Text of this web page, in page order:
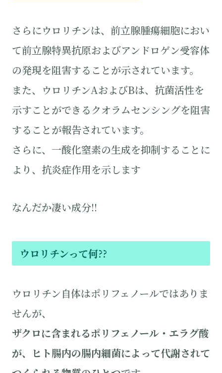
さらにウロリチンは、前立腺腫瘍細胞におい
て前立腺特異抗原およびアンドロゲン受容体
の発現を阻害することが示されています。
また、ウロリチンAおよびBは、抗菌活性を
示すことができるクオラムセンシングを阻害
することが報告されています。
さらに、一酸化窒素の生成を抑制することに
より、抗炎症作用を示します
なんだか凄い成分!!
ウロリチンって何??
ウロリチン自体はポリフェノールではありま
せんが、
ザクロに含まれるポリフェノール・エラグ酸
が、ヒト腸内の腸内細菌によって代謝されて